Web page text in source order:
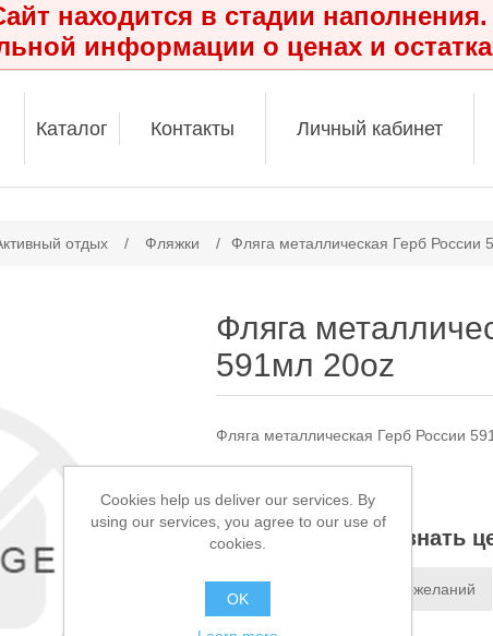
находится в стадии наполнения.
информации о ценах и
Каталог Контакты Личный кабинет
отдых / Фляжки / Фляга металлическая Герб России
Фляга
591мл 20oz
Фляга металлическая Герб России
Звоните, чтобы узнать
Добавить в список пожеланий
Cookies help us deliver our services. By
using our services, you agree to our use of
cookies.
OK